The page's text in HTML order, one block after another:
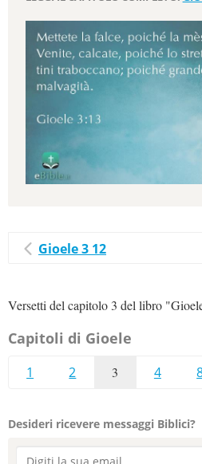
Gioele 3 12
Versetti del capitolo 3 del libro
Capitoli di Gioele
1 2 3 4
Desideri ricevere messaggi Biblici?